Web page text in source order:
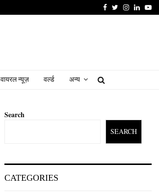
FacebookTwitter
Instagram
वायरल न्यूज़ वर्ल्ड अन्य
Search
SEARCH
CATEGORIES